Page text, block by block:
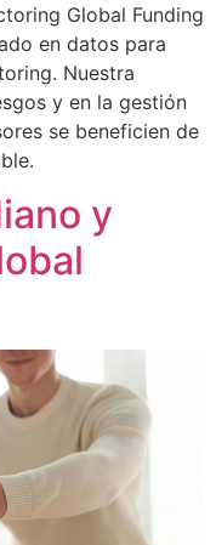
Global Funding
en datos para
Nuestra
y en la gestión
se beneficien de
y